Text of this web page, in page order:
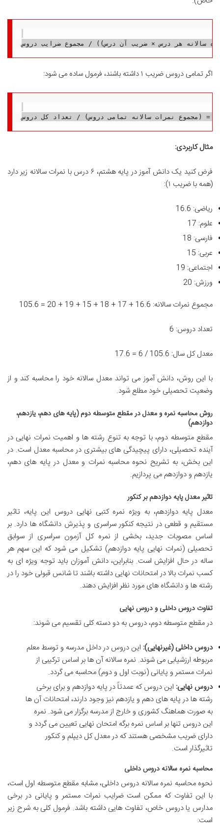
اگر تمامی دروس ضریب ۱ داشته باشند، فرمول ساده می شود:
مثال کاربردی:
فرض کنید یک دانش آموز در پایه هشتم، ۶ درس با نمرات سالانه زیر دارد
(همه با ضریب ۱):
ریاضی: 16.6
علوم: 17
فارسی: 18
عربی: 15
اجتماعی: 19
ورزش: 20
مجموع نمرات سالانه: 16.6 + 17 + 18 + 15 + 19 + 20 = 105.6
تعداد دروس: 6
معدل کل سال: 105.6 / 6 = 17.6
با این روش، دانش آموز می تواند معدل سالانه خود را محاسبه کند و از
وضعیت تحصیلی خود مطلع شود.
روش محاسبه نمره و معدل در مقطع متوسطه دوم (پایه های دهم، یازدهم،
دوازدهم)
مقطع متوسطه دوم، با توجه به تنوع رشته ها و اهمیت نمرات نهایی در
آینده تحصیلی، دارای پیچیدگی های بیشتری در محاسبه معدل است. در
این بخش، به تشریح نحوه محاسبه نمرات و معدل در پایه های دهم،
یازدهم و دوازدهم می پردازیم.
تاثیر معدل پایه دوازدهم بر کنکور
معدل پایه دوازدهم، به ویژه نمره کتبی نهایی دروس این پایه، تاثیر
مستقیم و قطعی در نتیجه کنکور سراسری و پذیرش دانشگاه ها دارد. بر
اساس مصوبات جدید، بخشی از نمره کل آزمون سراسری از سوابق
تحصیلی (نمرات نهایی پایه دوازدهم) تشکیل می شود که این سهم هر
ساله در حال افزایش است. بنابراین، دانش آموزان باید توجه ویژه ای به
کسب نمرات بالا در امتحانات نهایی داشته باشند تا شانس قبولی خود را در
رشته ها و دانشگاه های مورد نظر افزایش دهند.
تفاوت دروس داخلی و دروس نهایی
در مقطع متوسطه دوم، دروس به دو دسته کلی تقسیم می شوند:
دروس داخلی (غیرنهایی): این دروس در داخل مدرسه و توسط معلم
مربوطه ارزشیابی می شوند. نمره سالانه آن ها بر اساس ترکیبی از
نمرات مستمر و پایانی (نوبت اول و دوم) محاسبه می گردد.
دروس نهایی: این دروس که عمدتاً در پایه دوازدهم و برای برخی
رشته ها در پایه های دهم و یازدهم نیز وجود دارند، امتحانات آن ها
به صورت هماهنگ کشوری و خارج از مدرسه برگزار می شود. نمره
این دروس تنها بر اساس نمره برگه امتحان نهایی تعیین می گردد و
دارای ضریب مشخصی هستند که در معدل کل دیپلم و کنکور
تاثیرگذار است.
محاسبه نمره سالانه دروس داخلی
نحوه محاسبه نمره سالانه دروس داخلی، مشابه مقطع متوسطه اول است،
با این تفاوت که ممکن است ضرایب نمرات مستمر و پایانی در برخی
مدارس یا دروس خاص، تفاوت هایی داشته باشد. فرمول کلی به شرح زیر
است: